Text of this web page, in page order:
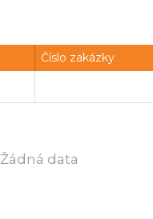
Číslo zakázky
Žádná data